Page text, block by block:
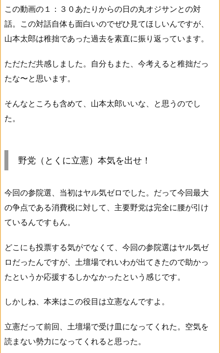
この動画の１：３０あたりからの日の丸オジサンとの対
話。この対話自体も面白いのでぜひ見てほしいんですが、
山本太郎は稚拙であった過去を素直に振り返っています。
ただただ共感しました。自分もまた、今考えると稚拙だっ
たな〜と思います。
そんなところも含めて、山本太郎いいな、と思うのでし
た。
野党（とくに立憲）本気を出せ！
今回の参院選、当初はヤル気ゼロでした。だって今回最大
の争点である消費税に対して、主要野党は完全に腰が引け
ているんですもん。
どこにも投票する気がでなくて、今回の参院選はヤル気ゼ
ロだったんですが、土壇場でれいわが出てきたので助かっ
たというか応援するしかなかったという感じです。
しかしね、本来はこの役目は立憲なんですよ。
立憲だって前回、土壇場で受け皿になってくれた。空気を
読まない勢力になってくれると思った。